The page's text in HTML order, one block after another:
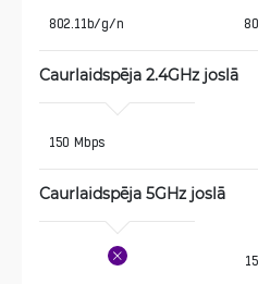
802.11b/g/n
Caurlaidspēja 2.4GHz joslā
150 Mbps
Caurlaidspēja 5GHz joslā